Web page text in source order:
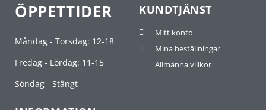
ÖPPETTIDER
Måndag - Torsdag: 12-18
Fredag - Lördag: 11-15
Söndag - Stängt
KUNDTJÄNST
Mitt konto
Mina beställningar
Allmänna villkor